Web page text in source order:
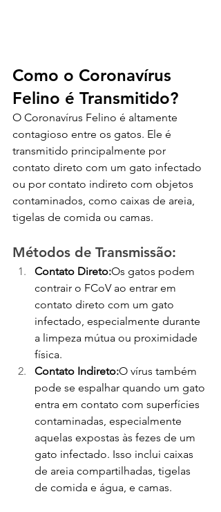
Como o Coronavírus
Felino é Transmitido?
O Coronavírus Felino é altamente
contagioso entre os gatos. Ele é
transmitido principalmente por
contato direto com um gato infectado
ou por contato indireto com objetos
contaminados, como caixas de areia,
tigelas de comida ou camas.
Métodos de Transmissão:
Contato Direto:Os gatos podem
contrair o FCoV ao entrar em
contato direto com um gato
infectado, especialmente durante
a limpeza mútua ou proximidade
física.
Contato Indireto:O vírus também
pode se espalhar quando um gato
entra em contato com superfícies
contaminadas, especialmente
aquelas expostas às fezes de um
gato infectado. Isso inclui caixas
de areia compartilhadas, tigelas
de comida e água, e camas.